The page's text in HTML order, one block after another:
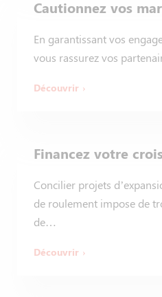
Cautionnez vos
En garantissant vos
vous rassurez vos
Découvrir
Financez votre
Concilier projets
de roulement impose de
de…
Découvrir